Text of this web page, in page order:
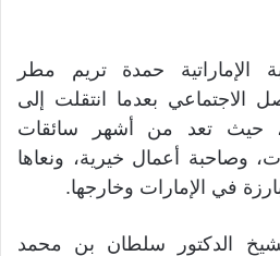
الإماراتية حمدة تريم مطر
الاجتماعي بعدما انتقلت إلى
حيث تعد من أشهر سائقات
وصاحبة أعمال خيرية، ونعاها
في الإمارات وخارجها.
الدكتور سلطان بن محمد